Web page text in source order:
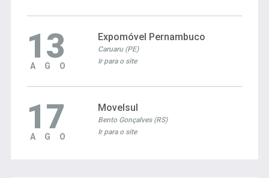
13
AGO
Expomóvel Pernambuco
Caruaru (PE)
Ir para o site
17
AGO
Movelsul
Bento Gonçalves (RS)
Ir para o site